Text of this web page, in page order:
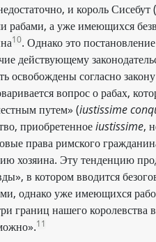
и король
рабами, а уже имеющихся
10. Однако это
действующему
согласно закону
вопрос о рабах,
путем» (iustissime
приобретенноеiustissime,
права римского
хозяина. Эту тенденцию
в котором вводится
однако уже имеющихся
границ нашего королевства
11